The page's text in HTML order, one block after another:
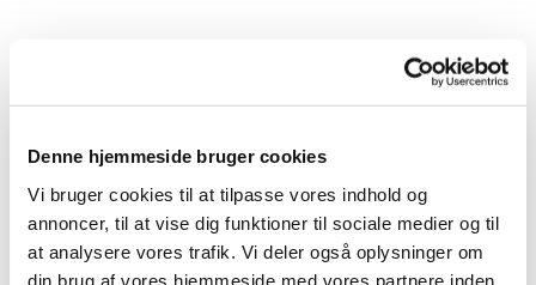
Denne hjemmeside bruger cookies
Vi bruger cookies til at tilpasse vores indhold og
annoncer, til at vise dig funktioner til sociale medier og til
at analysere vores trafik. Vi deler også oplysninger om
din brug af vores hjemmeside med vores partnere inden
Du vil måske også kunne
lide...